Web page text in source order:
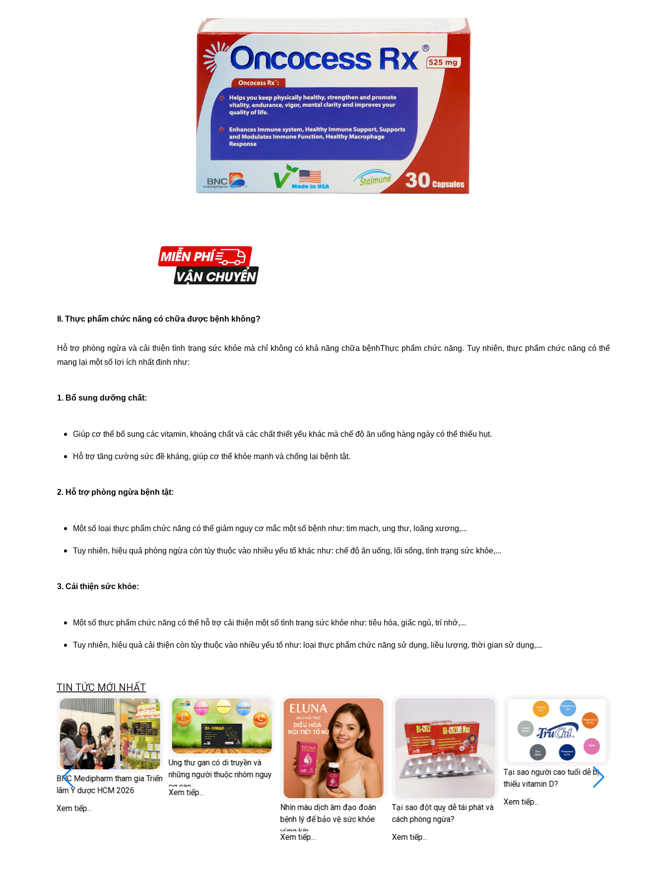
II. Thực phẩm chức năng có chữa được bệnh không?
Hỗ trợ phòng ngừa và cải thiện tình trạng sức khỏe mà chỉ không có khả năng chữa bệnhThực phẩm chức năng. Tuy nhiên, thực phẩm chức năng có thể
mang lại một số lợi ích nhất định như:
1. Bổ sung dưỡng chất:
Giúp cơ thể bổ sung các vitamin, khoáng chất và các chất thiết yếu khác mà chế độ ăn uống hàng ngày có thể thiếu hụt.
Hỗ trợ tăng cường sức đề kháng, giúp cơ thể khỏe mạnh và chống lại bệnh tật.
2. Hỗ trợ phòng ngừa bệnh tật:
Một số loại thực phẩm chức năng có thể giảm nguy cơ mắc một số bệnh như: tim mạch, ung thư, loãng xương,...
Tuy nhiên, hiệu quả phòng ngừa còn tùy thuộc vào nhiều yếu tố khác như: chế độ ăn uống, lối sống, tình trạng sức khỏe,...
3. Cải thiện sức khỏe:
Một số thực phẩm chức năng có thể hỗ trợ cải thiện một số tình trạng sức khỏe như: tiêu hóa, giấc ngủ, trí nhớ,...
Tuy nhiên, hiệu quả cải thiện còn tùy thuộc vào nhiều yếu tố như: loại thực phẩm chức năng sử dụng, liều lượng, thời gian sử dụng,...
TIN TỨC MỚI NHẤT
BNC Medipharm tham gia Triển
lãm Y dược HCM 2026
Xem tiếp...
Ung thư gan có di truyền và
những người thuộc nhóm nguy
cơ cao
Xem tiếp...
Nhìn màu dịch âm đạo đoán
bệnh lý để bảo vệ sức khỏe
vùng kín
Xem tiếp...
Tại sao đột quỵ dễ tái phát và
cách phòng ngừa?
Xem tiếp...
Tại sao người cao tuổi dễ bị
thiếu vitamin D?
Xem tiếp...